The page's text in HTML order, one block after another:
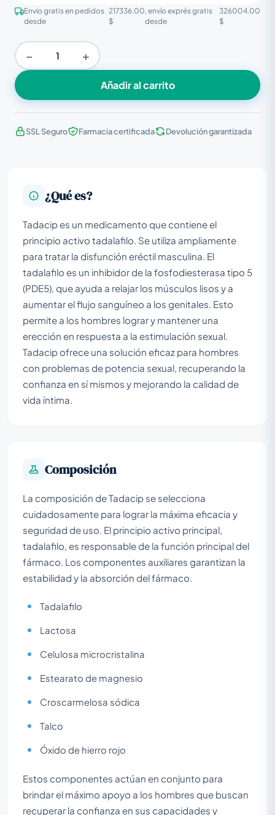
Envío gratis en pedidos
desde
217336.00
$
, envío exprés gratis
desde
326004.00
$
− +
Añadir al carrito
SSL Seguro Farmacia certificada Devolución garantizada
¿Qué es?
Tadacip es un medicamento que contiene el
principio activo tadalafilo. Se utiliza ampliamente
para tratar la disfunción eréctil masculina. El
tadalafilo es un inhibidor de la fosfodiesterasa tipo 5
(PDE5), que ayuda a relajar los músculos lisos y a
aumentar el flujo sanguíneo a los genitales. Esto
permite a los hombres lograr y mantener una
erección en respuesta a la estimulación sexual.
Tadacip ofrece una solución eficaz para hombres
con problemas de potencia sexual, recuperando la
confianza en sí mismos y mejorando la calidad de
vida íntima.
Composición
La composición de Tadacip se selecciona
cuidadosamente para lograr la máxima eficacia y
seguridad de uso. El principio activo principal,
tadalafilo, es responsable de la función principal del
fármaco. Los componentes auxiliares garantizan la
estabilidad y la absorción del fármaco.
Tadalafilo
Lactosa
Celulosa microcristalina
Estearato de magnesio
Croscarmelosa sódica
Talco
Óxido de hierro rojo
Estos componentes actúan en conjunto para
brindar el máximo apoyo a los hombres que buscan
recuperar la confianza en sus capacidades y